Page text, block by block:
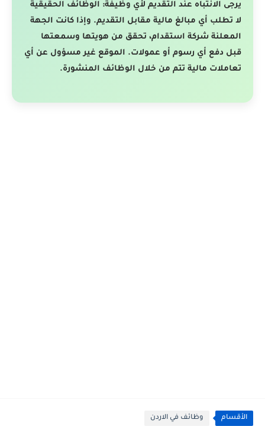
يرجى الانتباه عند التقديم لأي وظيفة: الوظائف الحقيقية
لا تطلب أي مبالغ مالية مقابل التقديم. وإذا كانت الجهة
المعلنة شركة استقدام، تحقق من هويتها وسمعتها
قبل دفع أي رسوم أو عمولات. الموقع غير مسؤول عن أي
تعاملات مالية تتم من خلال الوظائف المنشورة.
الأقسام وظائف في الاردن